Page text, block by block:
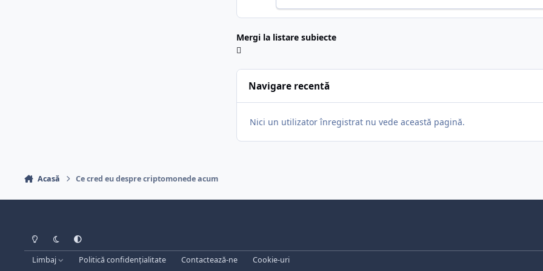
Mergi la listare subiecte
Navigare recentă
Nici un utilizator înregistrat nu vede această pagină.
Acasă Ce cred eu despre criptomonede acum
Light ModeDark ModeSystem Preference
Limbaj Politică confidențialitate Contactează-ne Cookie-uri